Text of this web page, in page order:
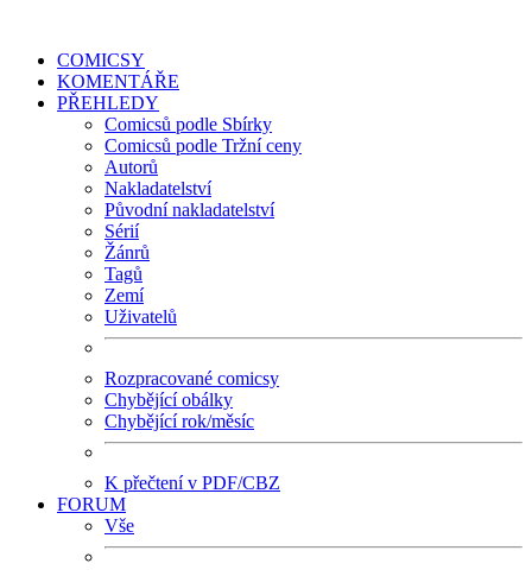
COMICSY
KOMENTÁŘE
PŘEHLEDY
Comicsů podle Sbírky
Comicsů podle Tržní ceny
Autorů
Nakladatelství
Původní nakladatelství
Sérií
Žánrů
Tagů
Zemí
Uživatelů
Rozpracované comicsy
Chybějící obálky
Chybějící rok/měsíc
K přečtení v PDF/CBZ
FORUM
Vše